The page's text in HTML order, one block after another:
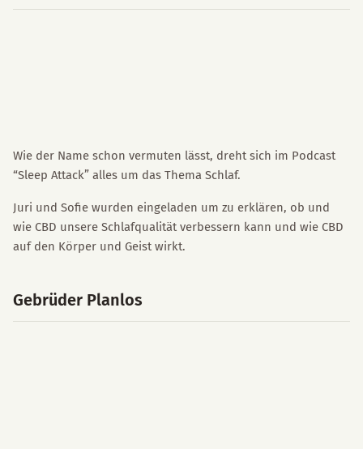
Wie der Name schon vermuten lässt, dreht sich im Podcast
“Sleep Attack” alles um das Thema Schlaf.
Juri und Sofie wurden eingeladen um zu erklären, ob und
wie CBD unsere Schlafqualität verbessern kann und wie CBD
auf den Körper und Geist wirkt.
Gebrüder Planlos